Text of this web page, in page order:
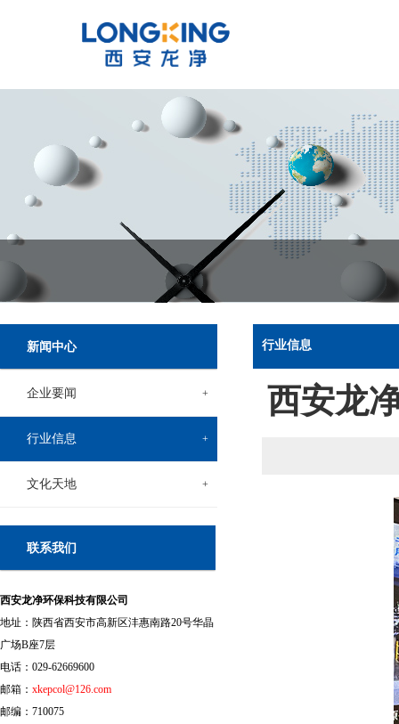
新闻中心
企业要闻 +
行业信息 +
文化天地 +
联系我们
西安龙净环保科技有限公司
地址：陕西省西安市高新区沣惠南路20号华晶
广场B座7层
电话：029-62669600
邮箱： xkepcol@126.com
邮编：710075
行业信息
西安龙